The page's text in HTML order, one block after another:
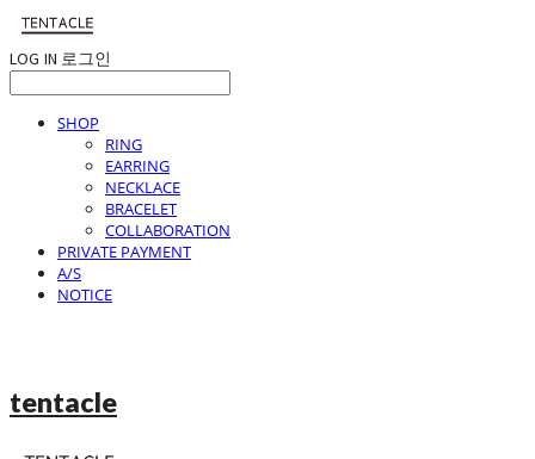
LOG IN 로그인
SHOP
RING
EARRING
NECKLACE
BRACELET
COLLABORATION
PRIVATE PAYMENT
A/S
NOTICE
tentacle